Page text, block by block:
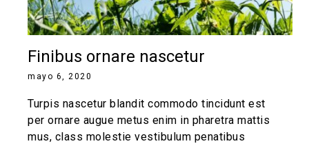
Finibus ornare nascetur
mayo 6, 2020
Turpis nascetur blandit commodo tincidunt est
per ornare augue metus enim in pharetra mattis
mus, class molestie vestibulum penatibus